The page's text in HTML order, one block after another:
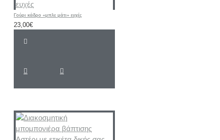
Γούρι κάδρο «μπλε μάτι» ευχές
23,00€